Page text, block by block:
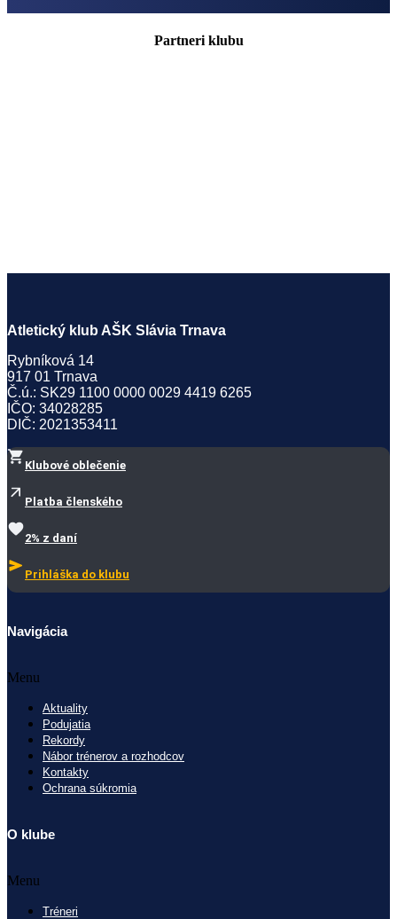
Partneri klubu
Atletický klub AŠK Slávia Trnava
Rybníková 14
917 01 Trnava
Č.ú.: SK29 1100 0000 0029 4419 6265
IČO: 34028285
DIČ: 2021353411
Klubové oblečenie
Platba členského
2% z daní
Prihláška do klubu
Navigácia
Menu
Aktuality
Podujatia
Rekordy
Nábor trénerov a rozhodcov
Kontakty
Ochrana súkromia
O klube
Menu
Tréneri